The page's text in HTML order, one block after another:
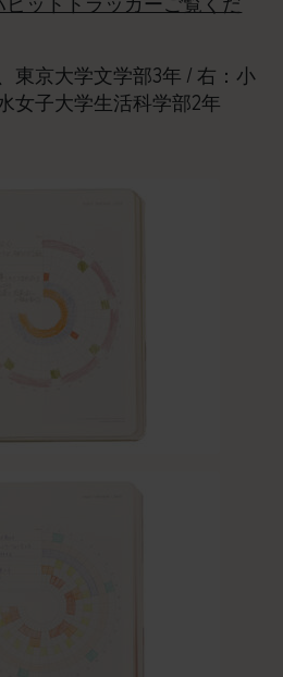
東京大学文学部3年 / 右：小
女子大学生活科学部2年